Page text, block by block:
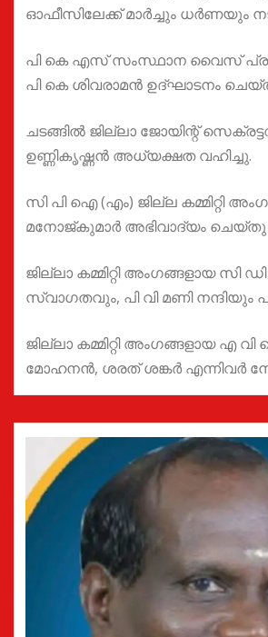
ഓഫീസിലേക്ക് മാർച്ചും ധർണയും
പി കെ എസ് സംസ്ഥാന വൈസ്
പി കെ ശിവരാമൻ ഉദ്ഘാടനം
ചടങ്ങിൽ ജില്ലാ ജോയിന്റ്
ഉണ്ണികൃഷ്ണൻ അധ്യക്ഷത വഹിച്ചു.
സി പി ഐ (എം) ജില്ല കമ്മിറ്റി
മനോജ്കുമാർ അഭിവാദ്യം ചെയ്തു
ജില്ലാ കമ്മിറ്റി അംഗങ്ങളായ സി
സ്വാഗതവും, പി വി മണി നന്ദിയും
ജില്ലാ കമ്മിറ്റി അംഗങ്ങളായ എ
മോഹനൻ, ശരത് ശങ്കർ എന്നിവർ